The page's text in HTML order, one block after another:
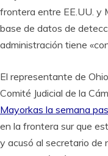
frontera entre EE.UU. y
base de datos de
administración tiene
El representante de
Comité Judicial de la
Mayorkas la semana
en la frontera sur que
y acusó al secretario de